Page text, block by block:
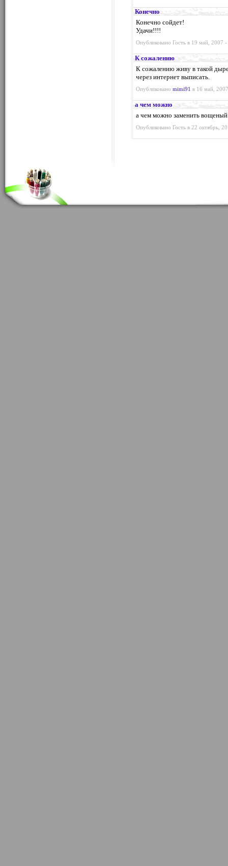
Конечно
Конечно сойдет!
Удачи!!!!
Опубликовано Гость в 19 май, 2007
К сожалению
К сожалению живу в такой
через интернет выписать.
Опубликовано mimi91 в 16 май,
а чем можно
а чем можно заменить
Опубликовано Гость в 22 октябрь,